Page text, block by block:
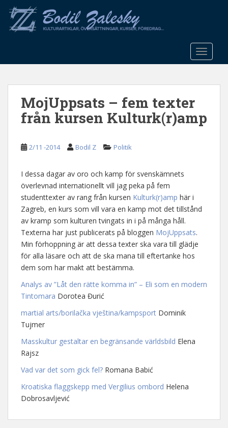
o
MojUppsats – fem texter
från kursen Kulturk(r)amp
2/11 -2014 Bodil Z Politik
I dessa dagar av oro och kamp för svenskämnets
överlevnad internationellt vill jag peka på fem
studenttexter av rang från kursen Kulturk(r)amp här i
Zagreb, en kurs som vill vara en kamp mot det tillstånd
av kramp som kulturen tvingats in i på många håll.
Texterna har just publicerats på bloggen MojUppsats.
Min förhoppning är att dessa texter ska vara till glädje
för alla läsare och att de ska mana till eftertanke hos
dem som har makt att bestämma.
Analys av ”Låt den rätte komma in” – Eli som en modern
Tintomara Dorotea Đurić
martial arts/borilačka vještina/kampsport Dominik
Tujmer
Masskultur gestaltar en begränsande världsbild Elena
Rajsz
Vad var det som gick fel? Romana Babić
Kroatiska flaggskepp med Vergilius ombord Helena
Dobrosavljević